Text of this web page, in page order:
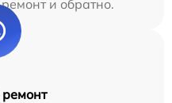
и обратно.